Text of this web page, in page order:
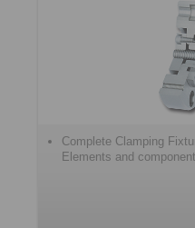
Complete Clamping
Elements and